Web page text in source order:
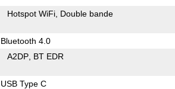
Hotspot WiFi Double bande
Bluetooth 4.0
A2DP BT EDR
USB Type C